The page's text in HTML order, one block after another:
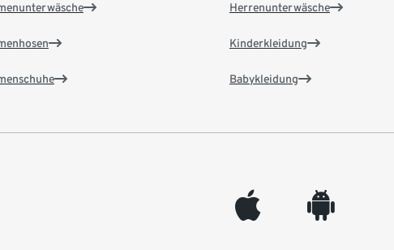
Herrenunterwäsche
Kinderkleidung
Babykleidung
appleinc android